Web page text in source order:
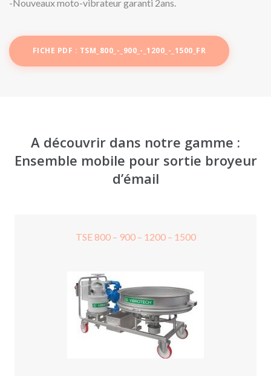
-Nouveaux moto-vibrateur garanti 2ans.
FICHE PDF : TSM_800_-_900_-_1200_-_1500_FR
A découvrir dans notre gamme :
Ensemble mobile pour sortie broyeur
d’émail
TSE 800 – 900 – 1200 – 1500